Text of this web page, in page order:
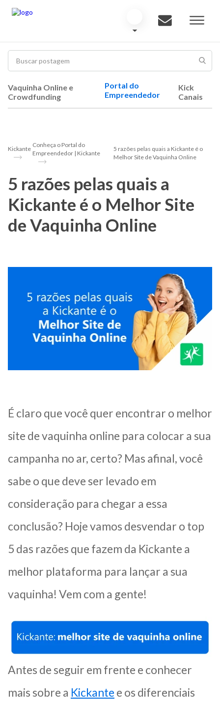
Vaquinha Online e
Crowdfunding
Portal do
Empreendedor
Kick
Canais
Kickante
Conheça o Portal do
Empreendedor | Kickante
5 razões pelas quais a Kickante é o
Melhor Site de Vaquinha Online
5 razões pelas quais a
Kickante é o Melhor Site
de Vaquinha Online
É claro que você quer encontrar o melhor
site de vaquinha online para colocar a sua
campanha no ar, certo? Mas afinal, você
sabe o que deve ser levado em
consideração para chegar a essa
conclusão? Hoje vamos desvendar o top
5 das razões que fazem da Kickante a
melhor plataforma para lançar a sua
vaquinha! Vem com a gente!
Antes de seguir em frente e conhecer
mais sobre a Kickante e os diferenciais